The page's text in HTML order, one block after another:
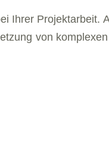
Ih­rer
von